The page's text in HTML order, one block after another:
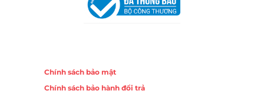
Chính sách bảo mật
Chính sách bảo hành đổi trả